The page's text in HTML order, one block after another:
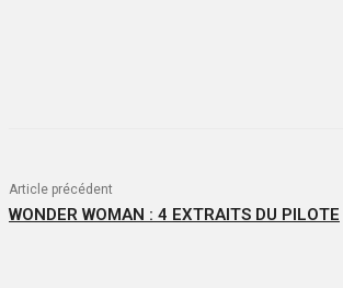
Article précédent
WONDER WOMAN : 4 EXTRAITS DU PILOTE